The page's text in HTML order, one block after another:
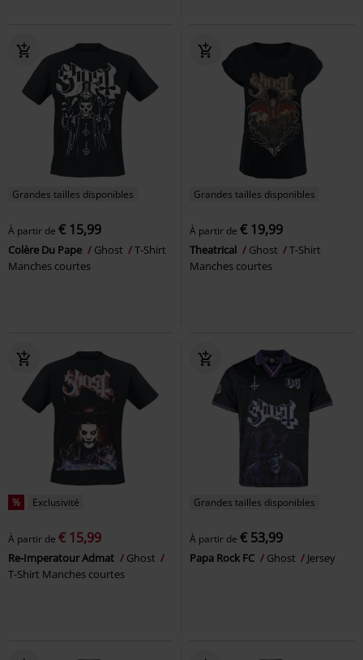
Grandes tailles disponibles
À partir de € 15,99
Colère Du Pape Ghost
T-Shirt
Manches courtes
Grandes tailles disponibles
À partir de € 19,99
Theatrical Ghost
T-Shirt
Manches courtes
% Exclusivité
À partir de € 15,99
Re-Imperatour Admat
Ghost
T-Shirt Manches courtes
Grandes tailles disponibles
À partir de € 53,99
Papa Rock FC Ghost Jersey